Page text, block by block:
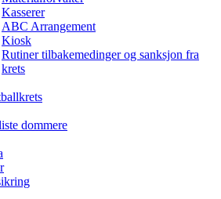
Kasserer
ABC Arrangement
Kiosk
Rutiner tilbakemedinger og sanksjon fra
krets
dommere